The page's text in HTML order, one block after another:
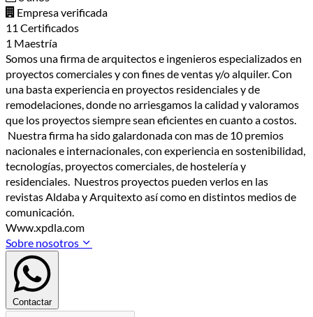
Empresa verificada
11 Certificados
1 Maestría
Somos una firma de arquitectos e ingenieros especializados en
proyectos comerciales y con fines de ventas y/o alquiler. Con
una basta experiencia en proyectos residenciales y de
remodelaciones, donde no arriesgamos la calidad y valoramos
que los proyectos siempre sean eficientes en cuanto a costos.
Nuestra firma ha sido galardonada con mas de 10 premios
nacionales e internacionales, con experiencia en sostenibilidad,
tecnologías, proyectos comerciales, de hostelería y
residenciales. Nuestros proyectos pueden verlos en las
revistas Aldaba y Arquitexto así como en distintos medios de
comunicación.
Www.xpdla.com
Sobre nosotros
Contactar